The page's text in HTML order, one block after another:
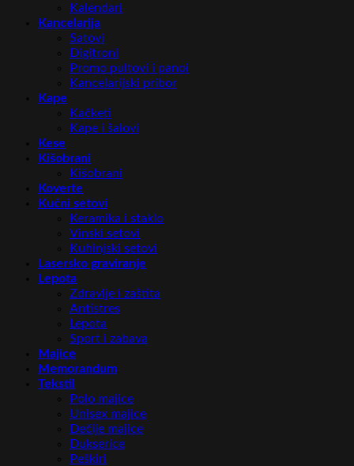
Kalendari
Kancelarija
Satovi
Digitroni
Promo pultovi i panoi
Kancelarijski pribor
Kape
Kačketi
Kape i šalovi
Kese
Kišobrani
Kišobrani
Koverte
Kućni setovi
Keramika i staklo
Vinski setovi
Kuhinjski setovi
Lasersko graviranje
Lepota
Zdravlje i zaštita
Antistres
Lepota
Sport i zabava
Majice
Memorandum
Tekstil
Polo majice
Unisex majice
Dečije majice
Dukserice
Peškiri